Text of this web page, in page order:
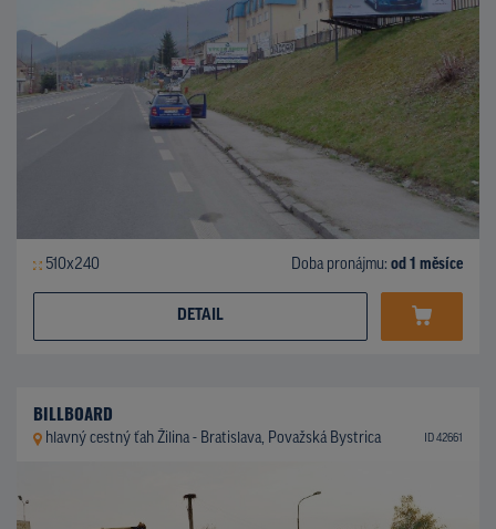
510x240 Doba pronájmu: od 1 měsíce
DETAIL
BILLBOARD
hlavný cestný ťah Žilina - Bratislava, Považská Bystrica ID 42661